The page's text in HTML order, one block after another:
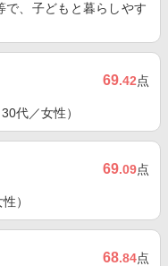
で、子どもと暮らしやす
69.42点
代／女性）
69.09点
）
68.84点